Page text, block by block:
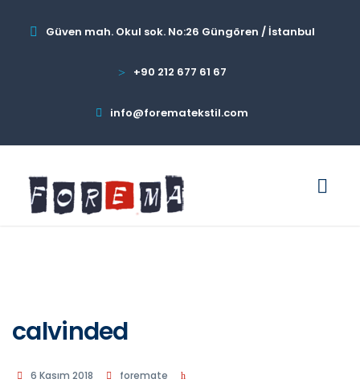
Güven mah. Okul sok. No:26 Güngören / İstanbul
+90 212 677 61 67
info@forematekstil.com
calvinded
6 Kasım 2018 foremate